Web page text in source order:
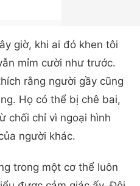
giờ, khi ai đó khen tôi
mỉm cười như trước.
rằng người gầy cũng
Họ có thể bị chê bai,
chối chỉ vì ngoại hình
người khác.
trong một cơ thể luôn